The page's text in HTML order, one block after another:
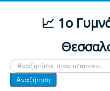
📈 1ο
Αναζήτηση...
Αναζήτηση